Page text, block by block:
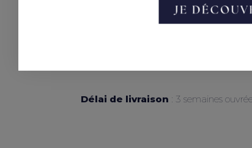
design intemporel et ses lignes
Délai de livraison : 3 semaines